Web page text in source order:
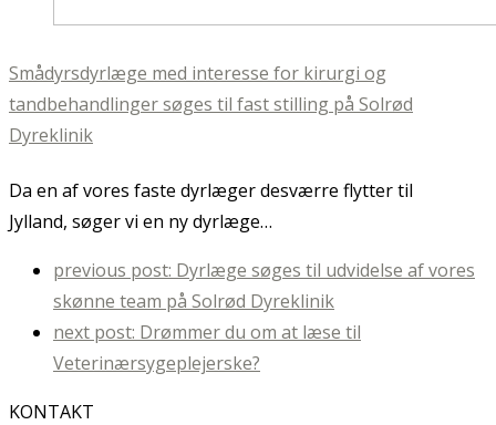
Smådyrsdyrlæge med interesse for kirurgi og
tandbehandlinger søges til fast stilling på Solrød
Dyreklinik
Da en af vores faste dyrlæger desværre flytter til
Jylland, søger vi en ny dyrlæge…
previous post: Dyrlæge søges til udvidelse af vores
skønne team på Solrød Dyreklinik
next post: Drømmer du om at læse til
Veterinærsygeplejerske?
KONTAKT